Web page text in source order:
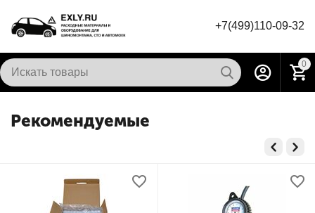
+7(499)110-09-32
0
Рекомендуемые